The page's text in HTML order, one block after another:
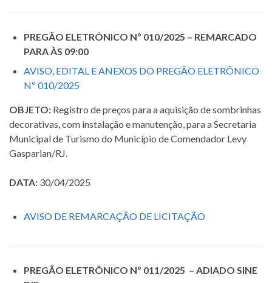
PREGÃO ELETRÔNICO Nº 010/2025 – REMARCADO
PARA ÀS 09:00
AVISO, EDITAL E ANEXOS DO PREGÃO ELETRÔNICO
Nº 010/2025
OBJETO: Registro de preços para a aquisição de sombrinhas
decorativas, com instalação e manutenção, para a Secretaria
Municipal de Turismo do Município de Comendador Levy
Gasparian/RJ.
DATA: 30/04/2025
AVISO DE REMARCAÇÃO DE LICITAÇÃO
PREGÃO ELETRÔNICO Nº 011/2025 – ADIADO SINE